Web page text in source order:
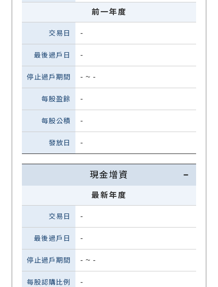
前一年度
-
-
- ~ -
-
-
-
現金增資
最新年度
-
-
- ~ -
-